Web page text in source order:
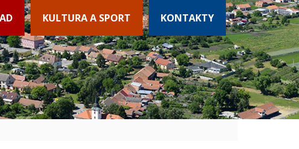
KULTURA A SPORT KONTAKTY